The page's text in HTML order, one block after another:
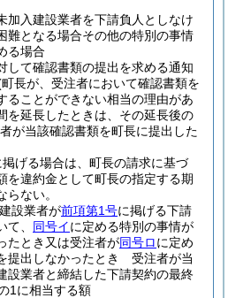
加入建設業者を下請負人としなけ
難となる場合その他の特別の事情
る場合
して確認書類の提出を求める通知
長が、受注者において確認書類を
ることができない相当の理由があ
を延長したときは、その延長後の
が当該確認書類を町長に提出した
掲げる場合は、町長の請求に基づ
を違約金として町長の指定する期
ない。
設業者が前項第1号に掲げる下請
、 同号イに定める特別の事情が
たとき又は受注者が同号ロに定め
提出しなかったとき 受注者が当
設業者と締結した下請契約の最終
1に相当する額